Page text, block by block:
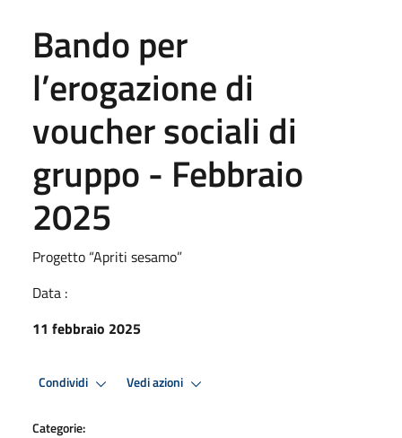
Bando per
l’erogazione di
voucher sociali di
gruppo - Febbraio
2025
Progetto “Apriti sesamo”
Data :
11 febbraio 2025
Condividi Vedi azioni
Categorie: